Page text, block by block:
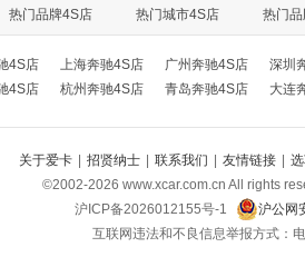
热门品牌4S店 热门城市4S店 热门
4S店 上海奔驰4S店 广州奔驰4S店
深圳
4S店 杭州奔驰4S店 青岛奔驰4S店 大连
关于爱卡 | 招贤纳士 | 联系我们 | 友情链接 |
©2002-2026 www.xcar.com.cn All rights
沪ICP备2026012155号-1
沪公网
互联网违法和不良信息举报方式：